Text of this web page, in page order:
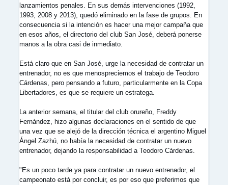
lanzamientos penales. En sus demás intervenciones (1992,
1993, 2008 y 2013), quedó eliminado en la fase de grupos. En
consecuencia si la intención es hacer una mejor campaña que
en esos años, el directorio del club San José, deberá ponerse
manos a la obra casi de inmediato.
Está claro que en San José, urge la necesidad de contratar un
entrenador, no es que menospreciemos el trabajo de Teodoro
Cárdenas, pero pensando a futuro, particularmente en la Copa
Libertadores, es que se requiere un estratega.
La anterior semana, el titular del club orureño, Freddy
Fernández, hizo algunas declaraciones en el sentido de que
una vez que se alejó de la dirección técnica el argentino Miguel
Ángel Zazhú, no había la necesidad de contratar un nuevo
entrenador, dejando la responsabilidad a Teodoro Cárdenas.
"Es un poco tarde ya para contratar un nuevo entrenador, el
campeonato está por concluir, es por eso que preferimos que